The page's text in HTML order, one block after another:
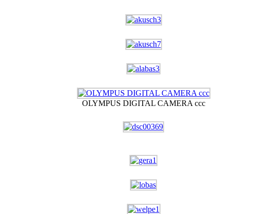
OLYMPUS DIGITAL CAMERA ccc